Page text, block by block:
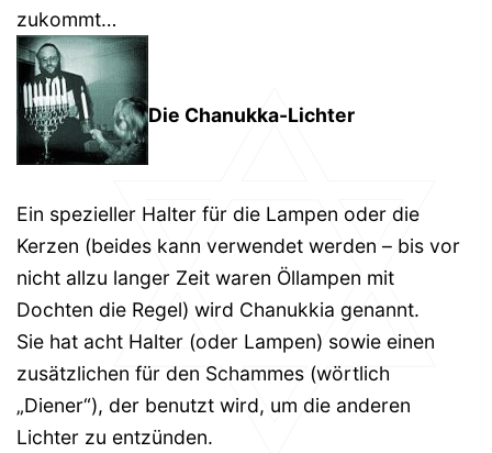
zukommt…
Die Chanukka-Lichter
Ein spezieller Halter für die Lampen oder die
Kerzen (beides kann verwendet werden – bis vor
nicht allzu langer Zeit waren Öllampen mit
Dochten die Regel) wird Chanukkia genannt.
Sie hat acht Halter (oder Lampen) sowie einen
zusätzlichen für den Schammes (wörtlich
„Diener“), der benutzt wird, um die anderen
Lichter zu entzünden.